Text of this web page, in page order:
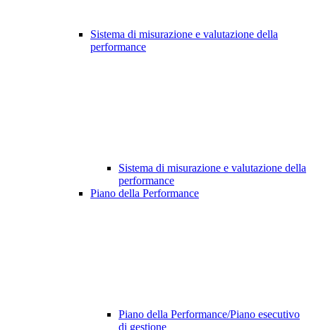
Sistema di misurazione e valutazione della
performance
Sistema di misurazione e valutazione della
performance
Piano della Performance
Piano della Performance/Piano esecutivo
di gestione